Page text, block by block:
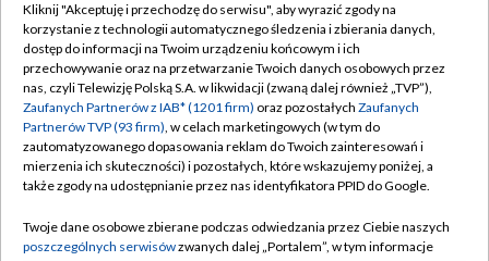
TVP
Abonament TVP
Emisja w TVP
Centrum informacji TVP
Naziemna Telewizja Cyfrowa
Rada Programowa
Regulamin TVP
Polityka prywatności
Moje zgody
Pomoc
Kontakt
Kliknij "Akceptuję i przechodzę do serwisu", aby wyrazić zgody na
korzystanie z technologii automatycznego śledzenia i zbierania danych,
dostęp do informacji na Twoim urządzeniu końcowym i ich
przechowywanie oraz na przetwarzanie Twoich danych osobowych przez
nas, czyli Telewizję Polską S.A. w likwidacji (zwaną dalej również „TVP”),
Zaufanych Partnerów z IAB* (1201 firm) oraz pozostałych Zaufanych
Partnerów TVP (93 firm), w celach marketingowych (w tym do
zautomatyzowanego dopasowania reklam do Twoich zainteresowań i
mierzenia ich skuteczności) i pozostałych, które wskazujemy poniżej, a
także zgody na udostępnianie przez nas identyfikatora PPID do Google.
Twoje dane osobowe zbierane podczas odwiedzania przez Ciebie naszych
poszczególnych serwisówzwanych dalej „Portalem”, w tym informacje